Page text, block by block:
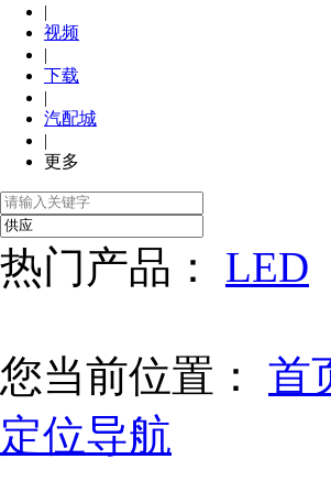
|
视频
|
下载
|
汽配城
|
更多
热门产品： LED
您当前位置： 首
定位导航